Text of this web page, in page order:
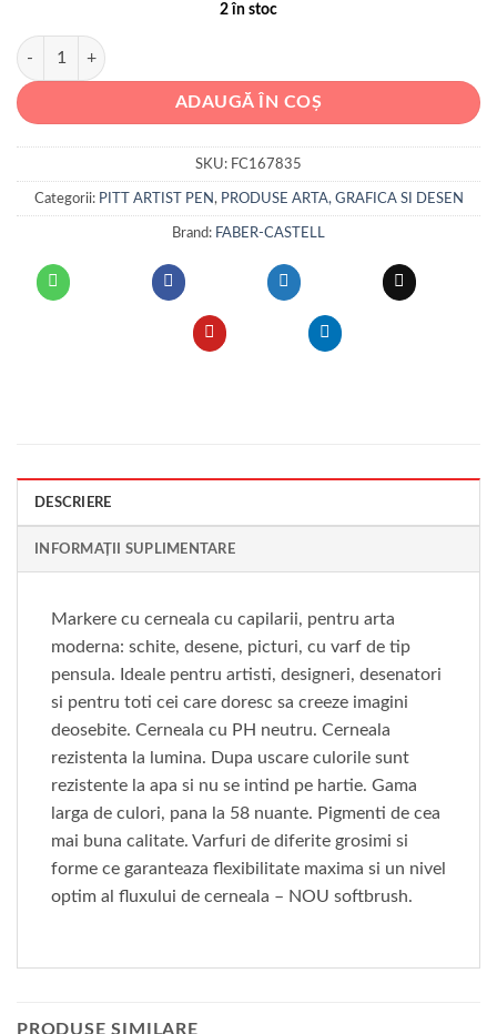
2 în stoc
Cantitate PITT ARTIST PEN SOFT BRUSH GRI RECE V FABER-
ADAUGĂ ÎN COȘ
SKU: FC167835
Categorii: PITT ARTIST PEN , PRODUSE ARTA, GRAFICA SI DESEN
Brand: FABER-CASTELL
DESCRIERE
INFORMAȚII SUPLIMENTARE
Markere cu cerneala cu capilarii, pentru arta
moderna: schite, desene, picturi, cu varf de tip
pensula. Ideale pentru artisti, designeri, desenatori
si pentru toti cei care doresc sa creeze imagini
deosebite. Cerneala cu PH neutru. Cerneala
rezistenta la lumina. Dupa uscare culorile sunt
rezistente la apa si nu se intind pe hartie. Gama
larga de culori, pana la 58 nuante. Pigmenti de cea
mai buna calitate. Varfuri de diferite grosimi si
forme ce garanteaza flexibilitate maxima si un nivel
optim al fluxului de cerneala – NOU softbrush.
PRODUSE SIMILARE